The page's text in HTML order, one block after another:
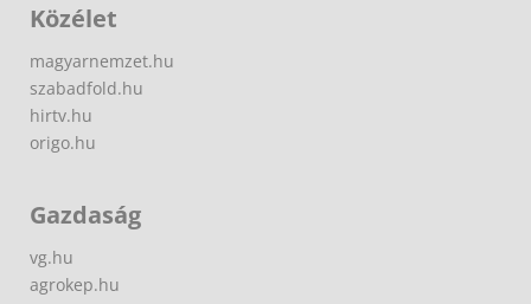
Közélet
magyarnemzet.hu
szabadfold.hu
hirtv.hu
origo.hu
Gazdaság
vg.hu
agrokep.hu